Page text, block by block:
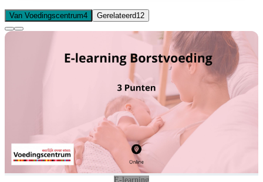
Van Voedingscentrum4 Gerelateerd12
E-learning